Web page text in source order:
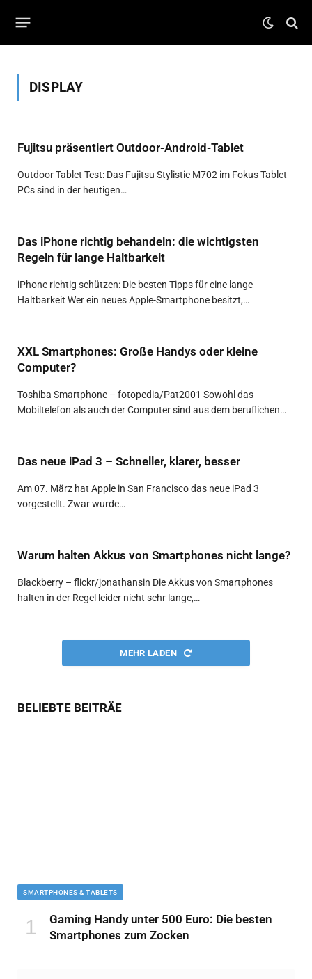
DISPLAY
Fujitsu präsentiert Outdoor-Android-Tablet
Outdoor Tablet Test: Das Fujitsu Stylistic M702 im Fokus Tablet
PCs sind in der heutigen…
Das iPhone richtig behandeln: die wichtigsten
Regeln für lange Haltbarkeit
iPhone richtig schützen: Die besten Tipps für eine lange
Haltbarkeit Wer ein neues Apple-Smartphone besitzt,…
XXL Smartphones: Große Handys oder kleine
Computer?
Toshiba Smartphone – fotopedia/Pat2001 Sowohl das
Mobiltelefon als auch der Computer sind aus dem beruflichen…
Das neue iPad 3 – Schneller, klarer, besser
Am 07. März hat Apple in San Francisco das neue iPad 3
vorgestellt. Zwar wurde…
Warum halten Akkus von Smartphones nicht lange?
Blackberry – flickr/jonathansin Die Akkus von Smartphones
halten in der Regel leider nicht sehr lange,…
MEHR LADEN
BELIEBTE BEITRÄE
SMARTPHONES & TABLETS
Gaming Handy unter 500 Euro: Die besten
Smartphones zum Zocken